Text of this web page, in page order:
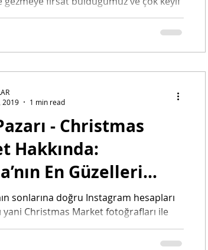
şehir. Basel,...
- Christmas
Hakkında:
En Güzelleri
sonlarına doğru Instagram hesapları
yani Christmas Market fotoğrafları ile
sizlere biraz bu...
2019
1 min read